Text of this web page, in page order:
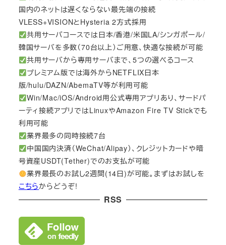
国内のネットは遅くならない最先端の接続
VLESS+VISIONとHysteria 2方式採用
共用サーバコースでは日本/香港/米国LA/シンガポール/
韓国サーバを多数（70台以上）ご用意、快適な接続が可能
共用サーバから専用サーバまで、5つの選べるコース
プレミアム版では海外からNETFLIX日本
版/hulu/DAZN/AbemaTV等が利用可能
Win/Mac/iOS/Android用公式専用アプリあり、サードパ
ーティ接続アプリではLinuxやAmazon Fire TV Stickでも
利用可能
業界最多の同時接続7台
中国国内決済（WeChat/Alipay）、クレジットカードや暗
号資産USDT(Tether)でのお支払が可能
業界最長のお試し2週間(14日)が可能。まずはお試しを
こちらからどうぞ!
RSS